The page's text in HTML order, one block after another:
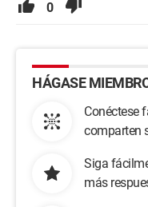
0
HÁGASE
Conéctese
comparten
Siga
más